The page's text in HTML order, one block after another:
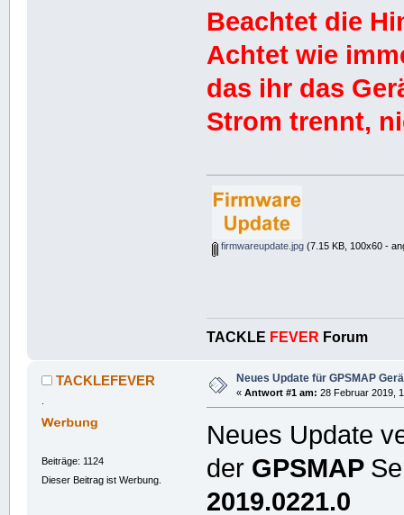
Beachtet die
Achtet wie
das ihr das
Strom trennt,
firmwareupdate.jpg(7.15 KB, 100x60 -
TACKLE FEVER Forum
TACKLEFEVER
Beiträge: 1124
Dieser Beitrag ist Werbung.
Neues Update für GPSMAP
« Antwort #1 am: 28 Februar 2019,
Neues Update
der GPSMAP
2019.0221.0